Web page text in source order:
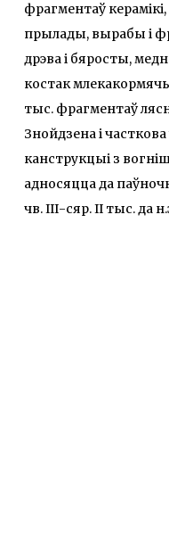
фрагментаў
прылады, вырабы і
дрэва і бяросты,
костак
тыс. фрагментаў
Знойдзена і
канструкцыі з
адносяцца да
чв. ІІІ-сяр. ІІ тыс. да